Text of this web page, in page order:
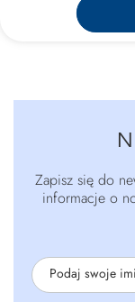
Zapisz się do
informacje o
Podaj swoje